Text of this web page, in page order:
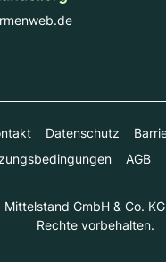
Datenschutz
AGB
GmbH & Co.
Rechte vorbehalten.